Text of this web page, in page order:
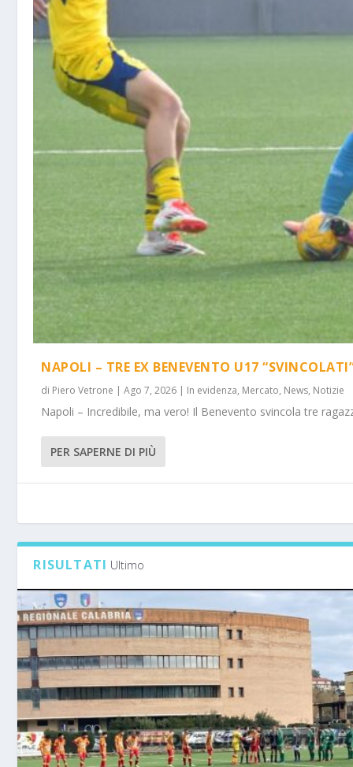
NAPOLI – TRE EX BENEVENTO U17
di Piero Vetrone |Ago 7, 2026 | In evidenza, Mercato, News, Notizie
Napoli – Incredibile, ma vero! Il Benevento svincola tre
PER SAPERNE DI PIÙ
RISULTATI Ultimo